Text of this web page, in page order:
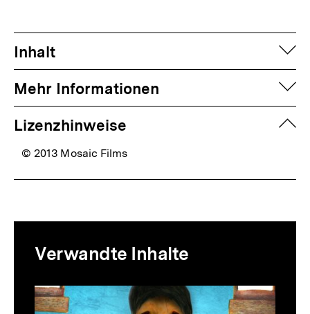
Inhalt
Mehr Informationen
Lizenzhinweise
© 2013 Mosaic Films
zur
Thematik
Verwandte Inhalte
Inhaltskarussell
überspringen